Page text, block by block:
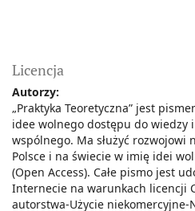
Licencja
Autorzy:
„Praktyka Teoretyczna” jest
idee wolnego dostępu do wiedzy
wspólnego. Ma służyć rozwojowi
Polsce i na świecie w imię idei
(Open Access). Całe pismo jest
Internecie na warunkach licencji
autorstwa-Użycie niekomercyjne-